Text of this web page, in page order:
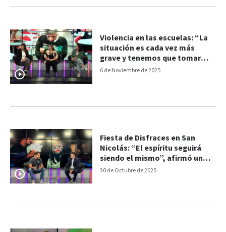
6 de Noviembre de 2025
Violencia en las escuelas: “La
situación es cada vez más
grave y tenemos que tomar
medidas”
30 de Octubre de 2025
Fiesta de Disfraces en San
Nicolás: “El espíritu seguirá
siendo el mismo”, afirmó un
organizador